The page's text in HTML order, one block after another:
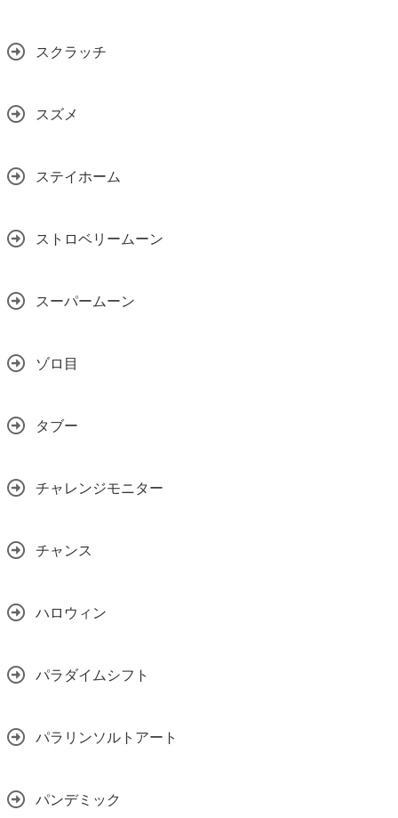
スクラッチ
スズメ
ステイホーム
ストロベリームーン
スーパームーン
ゾロ目
タブー
チャレンジモニター
チャンス
ハロウィン
パラダイムシフト
パラリンソルトアート
パンデミック